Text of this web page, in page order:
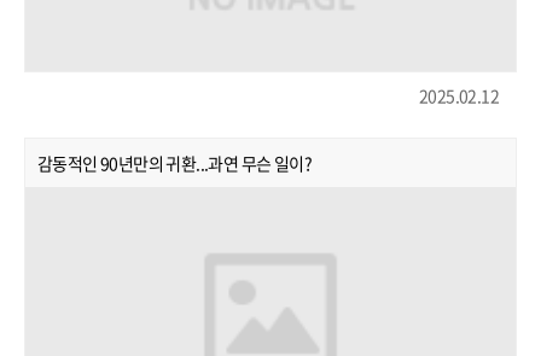
2025.02.12
감동적인 90년만의 귀환...과연 무슨 일이?